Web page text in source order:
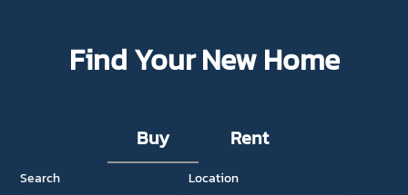
Find Your New Home
Buy Rent
Search Location